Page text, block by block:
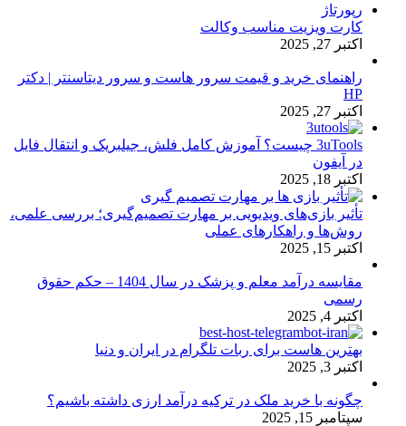
رپورتاژ
کارت ویزیت مناسب وکالت
اکتبر 27, 2025
راهنمای خرید و قیمت سرور هاست و سرور دیتاسنتر | دکتر
HP
اکتبر 27, 2025
3uTools چیست؟ آموزش کامل فلش، جیلبریک و انتقال فایل
در آیفون
اکتبر 18, 2025
تأثیر بازی‌های ویدیویی بر مهارت تصمیم‌گیری؛ بررسی علمی،
روش‌ها و راهکارهای عملی
اکتبر 15, 2025
مقایسه درآمد معلم و پزشک در سال 1404 – حکم حقوق
رسمی
اکتبر 4, 2025
بهترین هاست برای ربات تلگرام در ایران و دنیا
اکتبر 3, 2025
چگونه با خرید ملک در ترکیه درآمد ارزی داشته باشیم؟
سپتامبر 15, 2025